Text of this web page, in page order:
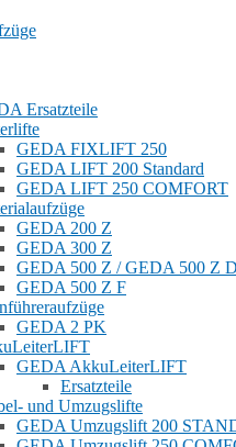
Ersatzteile
GEDA FIXLIFT 250
GEDA LIFT 200 Standard
GEDA LIFT 250 COMFORT
GEDA 200 Z
GEDA 300 Z
GEDA 500 Z / GEDA 500 Z
GEDA 500 Z F
GEDA 2 PK
GEDA AkkuLeiterLIFT
Ersatzteile
und Umzugslifte
GEDA Umzugslift 200